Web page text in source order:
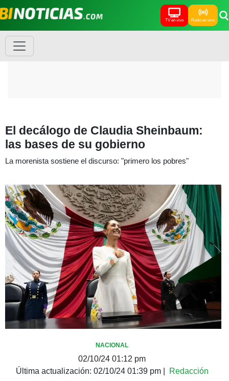
TV en vivo Radio en vivo
El decálogo de Claudia Sheinbaum:
las bases de su gobierno
La morenista sostiene el discurso: "primero los pobres"
NACIONAL
02/10/24 01:12 pm
Última actualización: 02/10/24 01:39 pm| Redacción